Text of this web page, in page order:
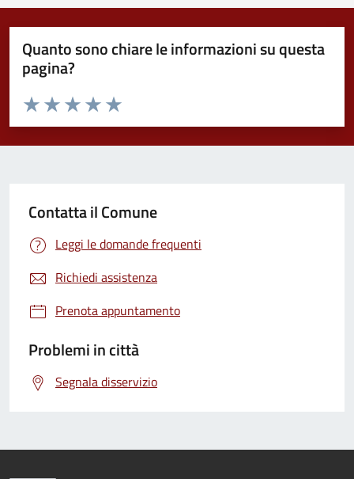
Quanto sono chiare le informazioni su questa
pagina?
Valuta da 1 a 5 stelle la pagina
Valuta 5 stelle su 5
Valuta 4 stelle su 5
Valuta 3 stelle su 5
Valuta 2 stelle su 5
Valuta 1 stelle su 5
Contatta il Comune
Leggi le domande frequenti
Richiedi assistenza
Prenota appuntamento
Problemi in città
Segnala disservizio